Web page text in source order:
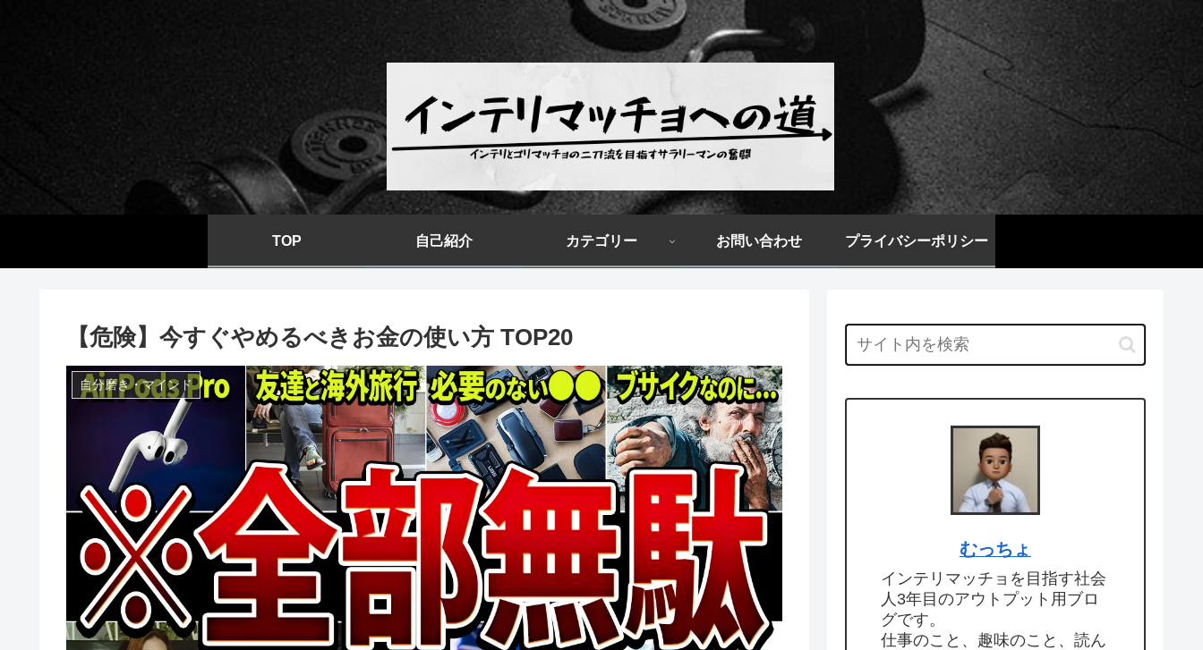
TOP 自己紹介 カテゴリー お問い合わせ プライバシーポリシー
【危険】今すぐやめるべきお金の使い方 TOP20
自分磨き・マインド
むっちょ
インテリマッチョを目指す社会
人3年目のアウトプット用ブロ
グです。
仕事のこと、趣味のこと、読ん